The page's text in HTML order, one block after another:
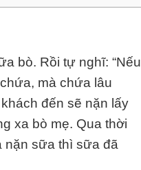
bò. Rồi tự nghĩ: “Nếu
mà chứa lâu
đến sẽ nặn lấy
xa bò mẹ. Qua thời
nặn sữa thì sữa đã